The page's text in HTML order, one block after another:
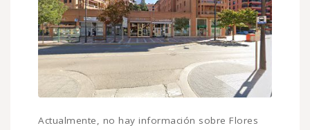
Actualmente, no hay información sobre Flores